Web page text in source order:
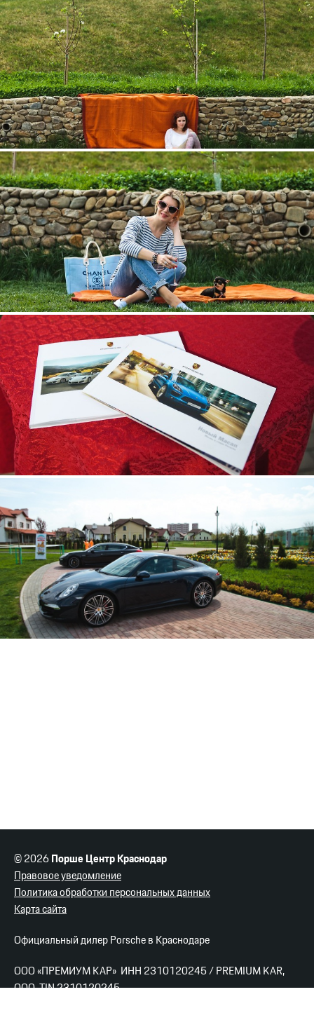
© 2026Порше Центр Краснодар
Правовое уведомление
Политика обработки персональных данных
Карта сайта
Официальный дилер Porsche в Краснодаре
ООО «ПРЕМИУМ КАР» ИНН 2310120245 / PREMIUM KAR,
OOO TIN 2310120245